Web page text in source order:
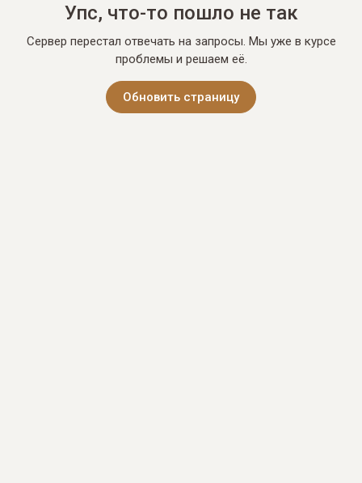
Упс, что-то пошло не так
Сервер перестал отвечать на запросы. Мы уже в курсе
проблемы и решаем её.
Обновить страницу